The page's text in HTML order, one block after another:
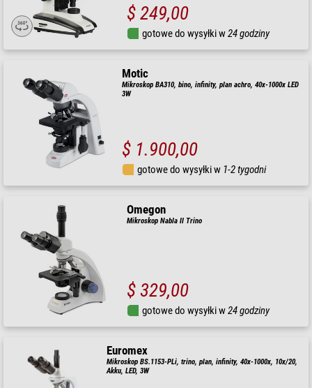
$ 249,00
gotowe do wysyłki w24 godziny
Motic
Mikroskop BA310, bino, infinity, plan achro, 40x-1000x LED
3W
$ 1.900,00
gotowe do wysyłki w 1-2 tygodni
Omegon
Mikroskop Nabla II Trino
$ 329,00
gotowe do wysyłki w24 godziny
Euromex
Mikroskop BS.1153-PLi, trino, plan, infinity, 40x-1000x, 10x/20,
Akku, LED, 3W